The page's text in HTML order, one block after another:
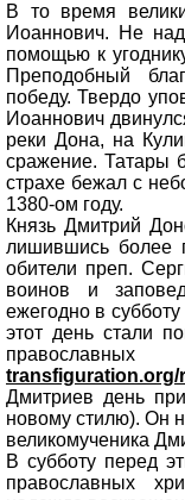
В то время
Иоаннович. Не
помощью к
Преподобный
победу. Твердо
Иоаннович
реки Дона, на
сражение. Татары
страхе бежал с
1380-ом году.
Князь Дмитрий
лишившись более
обители преп.
воинов и
ежегодно в
этот день стали
transfiguration.org/
Дмитриев день
новому стилю). Он
великомученика
В субботу перед
православных